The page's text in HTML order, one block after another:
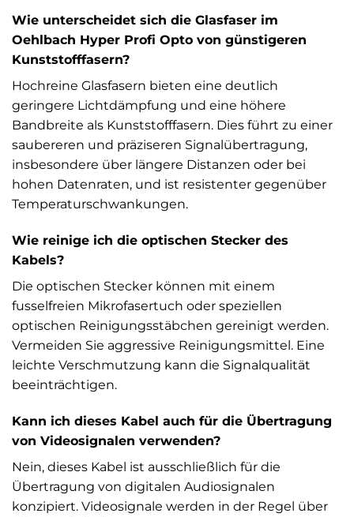
Wie unterscheidet sich die Glasfaser im
Oehlbach Hyper Profi Opto von günstigeren
Kunststofffasern?
Hochreine Glasfasern bieten eine deutlich
geringere Lichtdämpfung und eine höhere
Bandbreite als Kunststofffasern. Dies führt zu einer
saubereren und präziseren Signalübertragung,
insbesondere über längere Distanzen oder bei
hohen Datenraten, und ist resistenter gegenüber
Temperaturschwankungen.
Wie reinige ich die optischen Stecker des
Kabels?
Die optischen Stecker können mit einem
fusselfreien Mikrofasertuch oder speziellen
optischen Reinigungsstäbchen gereinigt werden.
Vermeiden Sie aggressive Reinigungsmittel. Eine
leichte Verschmutzung kann die Signalqualität
beeinträchtigen.
Kann ich dieses Kabel auch für die Übertragung
von Videosignalen verwenden?
Nein, dieses Kabel ist ausschließlich für die
Übertragung von digitalen Audiosignalen
konzipiert. Videosignale werden in der Regel über